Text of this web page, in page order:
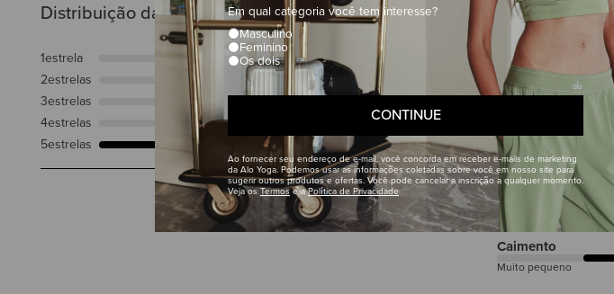
Em qual categoria você tem interesse?
Masculino
Feminino
Os dois
CONTINUE
Ao fornecer seu endereço de e-mail, você concorda em receber e-mails de marketing
da Alo Yoga. Podemos usar as informações coletadas sobre você em nosso site para
sugerir outros produtos e ofertas. Você pode cancelar a inscrição a qualquer momento.
Veja os Termose aPolítica de Privacidade
Ao
da
Distribuição das notas
1estrela
0
2estrelas
0
3estrelas
4estrelas
0
5estrelas 5
Nota média
5.0 5avaliações
100% dos avaliadores
Caimento
Muito pequeno